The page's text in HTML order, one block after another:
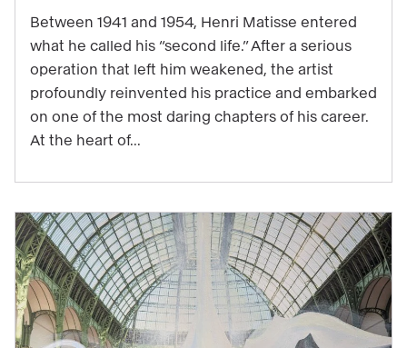
major
work
to
be
experienced
through
the
exhibition
"Matisse
1941–
1954"
Between 1941 and 1954, Henri Matisse entered
what he called his “second life.” After a serious
operation that left him weakened, the artist
profoundly reinvented his practice and embarked
on one of the most daring chapters of his career.
At the heart of...